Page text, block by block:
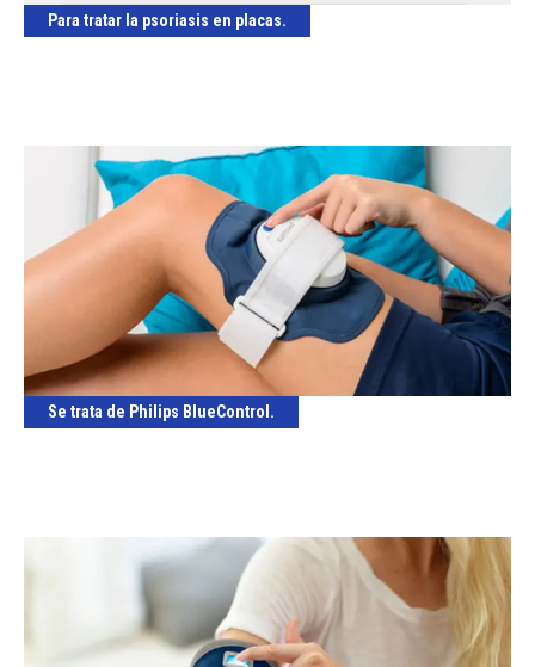
Para tratar la psoriasis en placas.
Se trata de Philips BlueControl.